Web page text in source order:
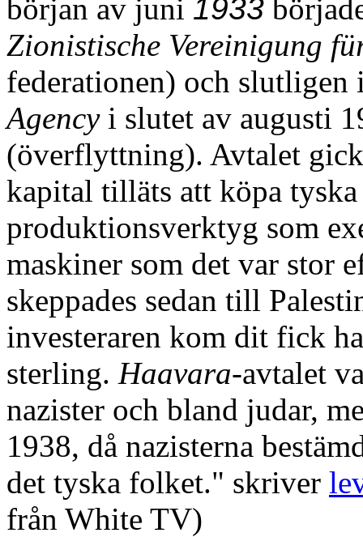
början av juni 1933
Zionistische Vereinigung
federationen) och
Agencyi slutet av augusti
(överflyttning). Avtalet
kapital tilläts att köpa
produktionsverktyg som
maskiner som det var stor
skeppades sedan till
investeraren kom dit fick
sterling. Haavara-avtalet
nazister och bland judar,
1938, då nazisterna
det tyska folket." skriver
från White TV)